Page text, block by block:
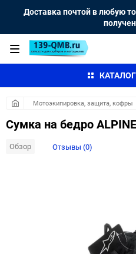
Доставка почтой в любую
Мотоэкипировка, защита, кофры
Сумка на бедро
Обзор Отзывы (0)